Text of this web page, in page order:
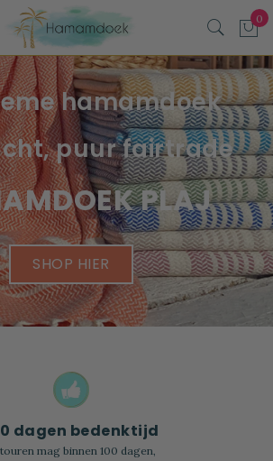
hamamdoek
puur fairtrade
PLAJ
SHOP HIER
dagen bedenktijd
mag binnen 100 dagen,